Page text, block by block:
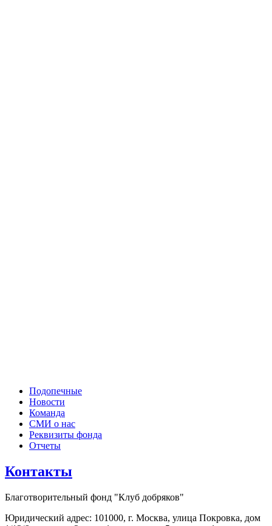
Подопечные
Новости
Команда
СМИ о нас
Реквизиты фонда
Отчеты
Контакты
Благотворительный фонд "Клуб добряков"
Юридический адрес: 101000, г. Москва, улица Покровка, дом